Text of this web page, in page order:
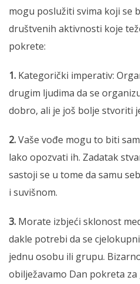
mogu poslužiti svima koji se
društvenih aktivnosti koje
pokrete:
1. Kategorički imperativ:
drugim ljudima da se
dobro, ali je još bolje stvoriti
2.Vaše vođe mogu to biti
lako opozvati ih. Zadatak
sastoji se u tome da samu
i suvišnom.
3. Morate izbjeći sklonost
dakle potrebi da se
jednu osobu ili grupu.
obilježavamo Dan pokreta